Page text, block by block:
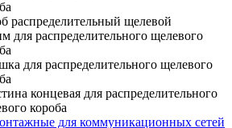
распределительный щелевой
для распределительного щелевого
для распределительного щелевого
концевая для распределительного
короба
для коммуникационных сетей